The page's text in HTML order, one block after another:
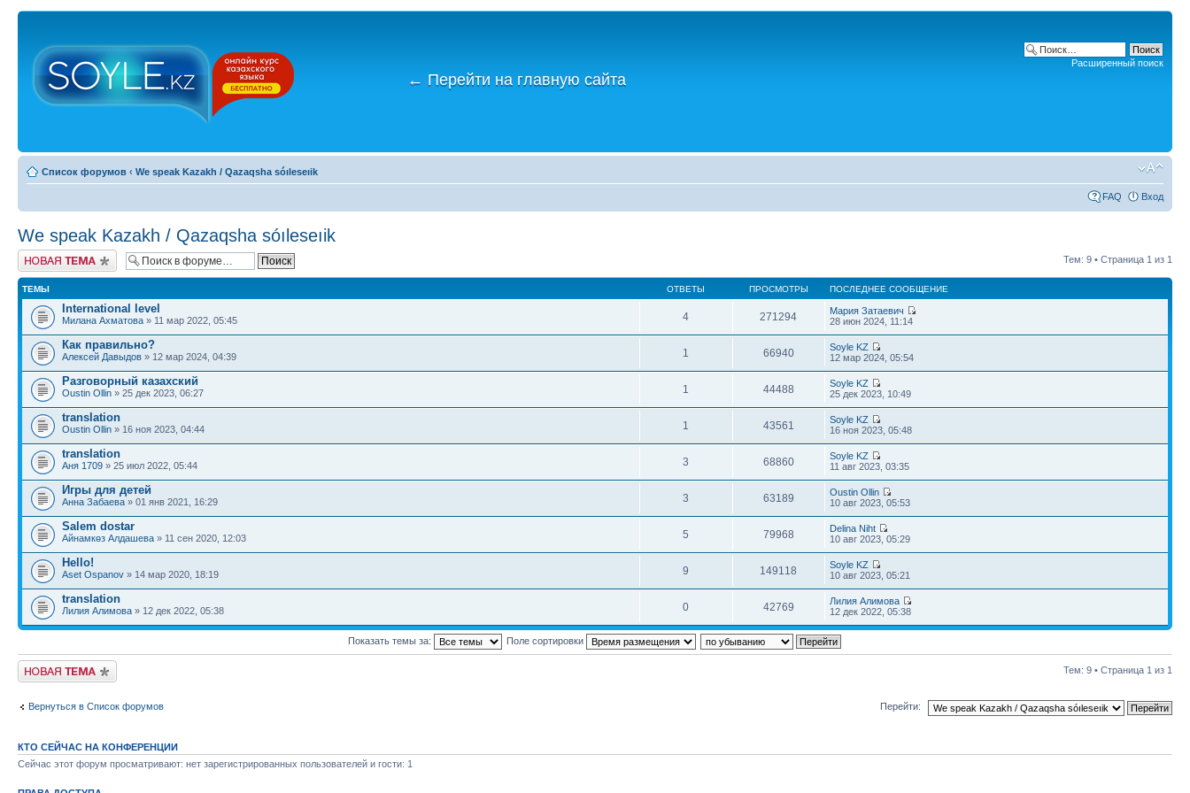
← Перейти на главную сайта
Расширенный поиск
Список форумов ‹ We speak Kazakh / Qazaqsha sóıleseıik
FAQ Вход
We speak Kazakh / Qazaqsha sóıleseıik
Новая тема Тем: 9 • Страница 1 из 1
ТЕМЫ ОТВЕТЫ ПРОСМОТРЫ ПОСЛЕДНЕЕ СООБЩЕНИЕ
International level
Милана Ахматова » 11 мар 2022, 05:45 4 271294
Мария Затаевич
28 июн 2024, 11:14
Как правильно?
Алексей Давыдов » 12 мар 2024, 04:39 1 66940
Soyle KZ
12 мар 2024, 05:54
Разговорный казахский
Oustin Ollin » 25 дек 2023, 06:27 1 44488
Soyle KZ
25 дек 2023, 10:49
translation
Oustin Ollin » 16 ноя 2023, 04:44 1 43561
Soyle KZ
16 ноя 2023, 05:48
translation
Аня 1709 » 25 июл 2022, 05:44 3 68860
Soyle KZ
11 авг 2023, 03:35
Игры для детей
Анна Забаева » 01 янв 2021, 16:29 3 63189
Oustin Ollin
10 авг 2023, 05:53
Salem dostar
Айнамкөз Алдашева » 11 сен 2020, 12:03 5 79968
Delina Niht
10 авг 2023, 05:29
Hello!
Aset Ospanov » 14 мар 2020, 18:19 9 149118
Soyle KZ
10 авг 2023, 05:21
translation
Лилия Алимова » 12 дек 2022, 05:38 0 42769
Лилия Алимова
12 дек 2022, 05:38
Показать темы за: Поле сортировки
Новая тема Тем: 9 • Страница 1 из 1
Вернуться в Список форумов Перейти:
КТО СЕЙЧАС НА КОНФЕРЕНЦИИ
Сейчас этот форум просматривают: нет зарегистрированных пользователей и гости: 1